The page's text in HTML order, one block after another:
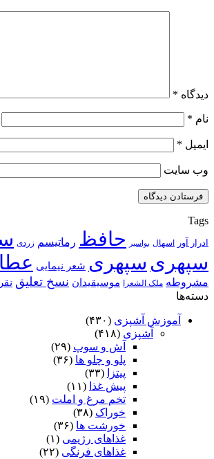
دیدگاه *
نام *
ایمیل *
وب‌ سایت
Tags
ادرار آور اسهال بواسیر حافظ رماتیسم زردی
سپهری سپهری شعر نیمایی
مشروطه ملک الشعرا موسیقیدان نسخ تعلیق
دسته‌ها
آموزش آشپزی (۴۳۰)
آشپزی (۴۱۸)
آش و سوپ (۲۹)
پلو و چلو ها (۳۶)
پیتزا
(۳۳)
پیش غذا (۱۱)
تخم مرغ و املت (۱۹)
خوراک (۳۸)
خورشت ها (۳۶)
غذاهای رژیمی (۱)
غذاهای فرنگی (۲۲)